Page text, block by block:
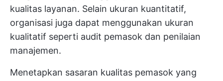
kualitas layanan. Selain ukuran kuantitatif,
organisasi juga dapat menggunakan ukuran
kualitatif seperti audit pemasok dan penilaian
manajemen.
Menetapkan sasaran kualitas pemasok yang